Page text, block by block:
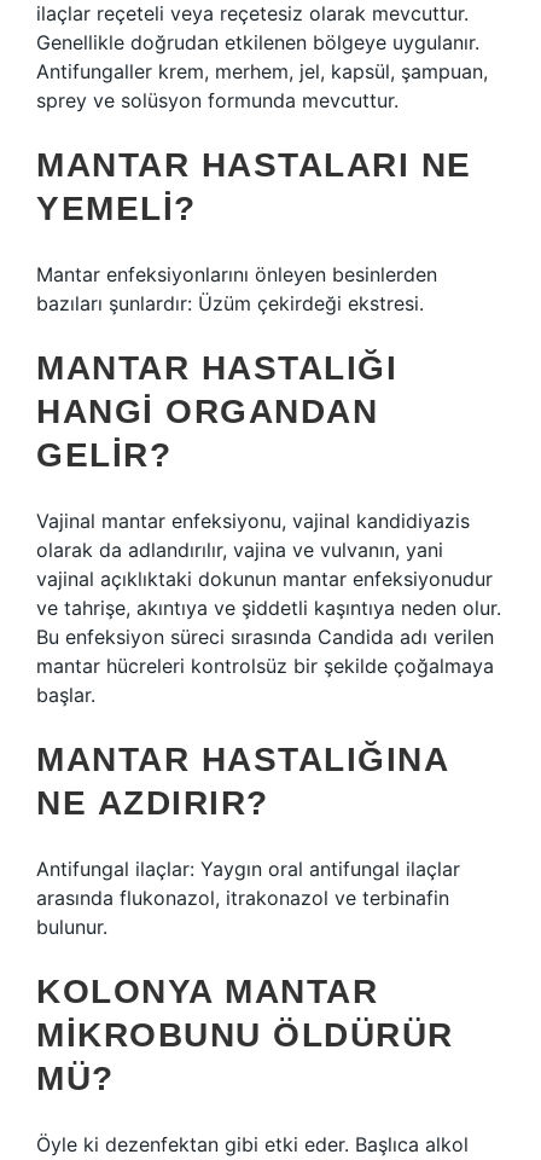
ilaçlar reçeteli veya reçetesiz olarak mevcuttur.
Genellikle doğrudan etkilenen bölgeye uygulanır.
Antifungaller krem, merhem, jel, kapsül, şampuan,
sprey ve solüsyon formunda mevcuttur.
MANTAR HASTALARI NE
YEMELI?
Mantar enfeksiyonlarını önleyen besinlerden
bazıları şunlardır: Üzüm çekirdeği ekstresi.
MANTAR HASTALIĞI
HANGI ORGANDAN
GELIR?
Vajinal mantar enfeksiyonu, vajinal kandidiyazis
olarak da adlandırılır, vajina ve vulvanın, yani
vajinal açıklıktaki dokunun mantar enfeksiyonudur
ve tahrişe, akıntıya ve şiddetli kaşıntıya neden olur.
Bu enfeksiyon süreci sırasında Candida adı verilen
mantar hücreleri kontrolsüz bir şekilde çoğalmaya
başlar.
MANTAR HASTALIĞINA
NE AZDIRIR?
Antifungal ilaçlar: Yaygın oral antifungal ilaçlar
arasında flukonazol, itrakonazol ve terbinafin
bulunur.
KOLONYA MANTAR
MIKROBUNU ÖLDÜRÜR
MÜ?
Öyle ki dezenfektan gibi etki eder. Başlıca alkol